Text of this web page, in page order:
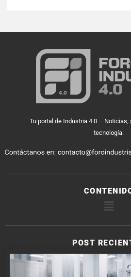
Tu portal de Industria 4.0 – Noticias,
tecnología.
POST